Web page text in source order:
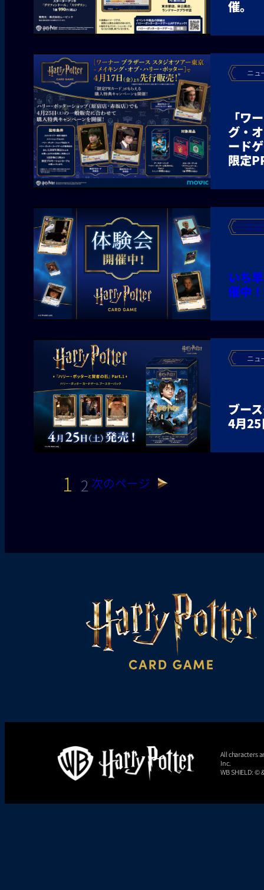
催。
ニュ
「ワ
グ・
ード
限定
ニュ
いち
催中！
ニュ
ブー
4月25
1 2 次のページ
All characters
Inc.
WB SHIELD: ©